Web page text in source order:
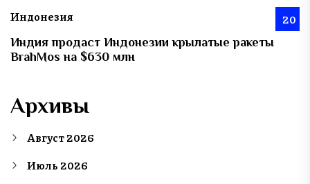
Индонезия 20
Индия продаст Индонезии крылатые ракеты
BrahMos на $630 млн
Архивы
Август 2026
Июль 2026